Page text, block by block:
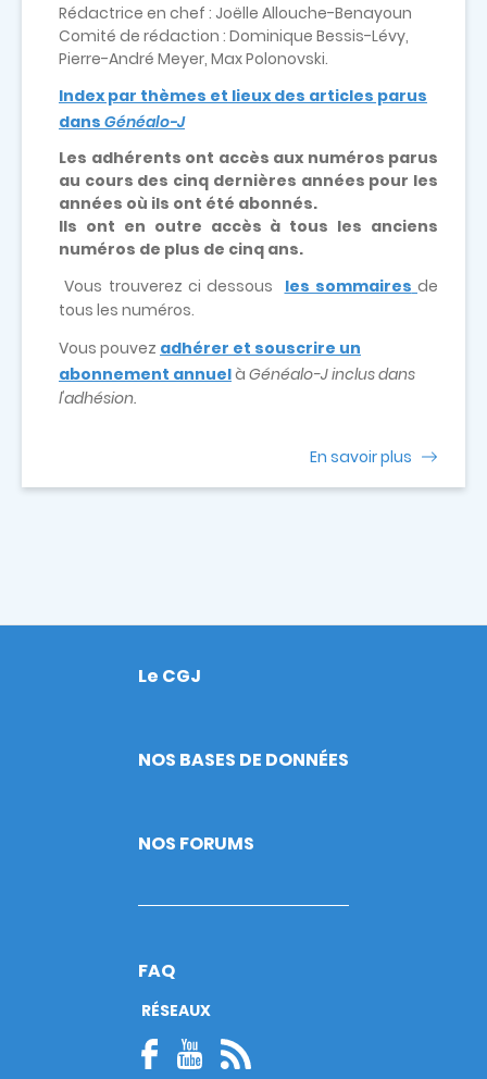
Rédactrice en chef : Joëlle Allouche-Benayoun
Comité de rédaction : Dominique Bessis-Lévy,
Pierre-André Meyer, Max Polonovski.
Index par thèmes et lieux des articles parus
dans Généalo-J
Les adhérents ont accès aux numéros parus
au cours des cinq dernières années pour les
années où ils ont été abonnés.
Ils ont en outre accès à tous les anciens
numéros de plus de cinq ans.
Vous trouverez ci dessous les sommaires de
tous les numéros.
Vous pouvez adhérer et souscrire un
abonnement annuelà Généalo-J inclus dans
l'adhésion.
En savoir plus
Footer
Le CGJ
NOS BASES DE DONNÉES
NOS FORUMS
FAQ
RÉSEAUX